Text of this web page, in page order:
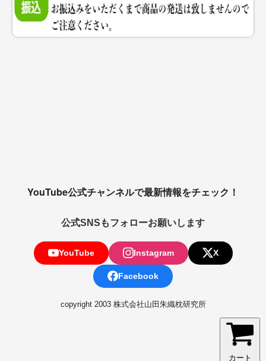
カート
YouTube公式チャンネルで最新情報をチェック！
公式SNSもフォローお願いします
YouTube Instagram X
Facebook
copyright 2003 株式会社山田朱織枕研究所